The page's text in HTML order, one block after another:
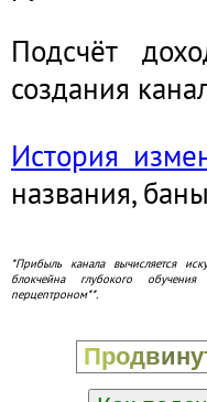
Подсчёт
создания
История
названия,
*Прибыль канала вычисляется
блокчейна глубокого
перцептроном**.